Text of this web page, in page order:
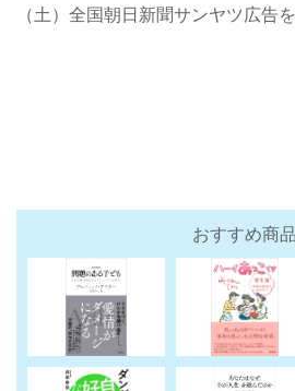
（土）全国朝日新聞サンヤツ広告
おすすめ商品